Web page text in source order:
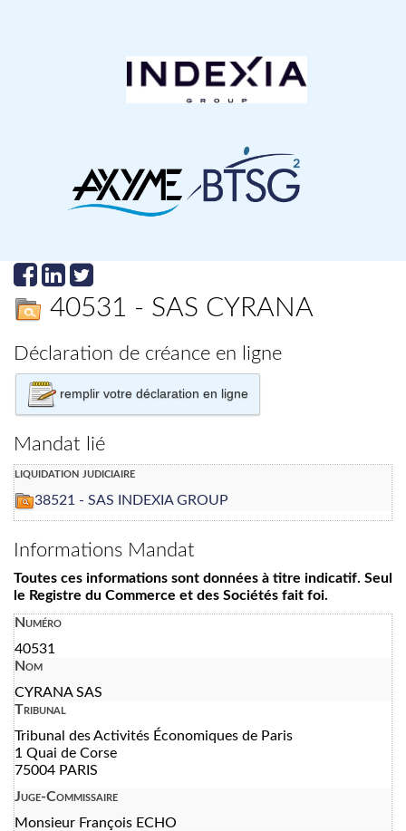
40531 - SAS CYRANA
Déclaration de créance en ligne
remplir votre déclaration en ligne
Mandat lié
liquidation judiciaire
38521 - SAS INDEXIA GROUP
Informations Mandat
Toutes ces informations sont données à titre indicatif. Seul
le Registre du Commerce et des Sociétés fait foi.
Numéro
40531
Nom
CYRANA SAS
Tribunal
Tribunal des Activités Économiques de Paris
1 Quai de Corse
75004 PARIS
Juge-Commissaire
Monsieur François ECHO